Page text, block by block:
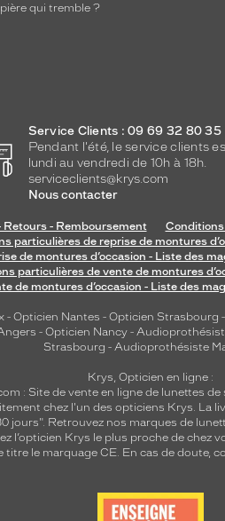
qui tremble ?
Service Clients : 09 69 32 80 35
Pendant l'été, le service clients
lundi au vendredi de 10h à 18h.
serviceclients@krys.com
Nous contacter
Retours - Remboursement
particulières de reprise de montures
de montures d’occasion - Liste des
particulières de vente de montures
de montures d’occasion - Liste des
- Opticien Nantes - Opticien Strasbourg -
- Opticien Nancy -
Strasbourg - Audioprothésiste
Krys, Opticien en ligne :
: Site de vente en ligne de lunettes de
chez l'un des opticiens Krys. La
jours". Retrouvez nos marques de
l’opticien Krys le plus proche de chez
le marquage CE. En cas de doute,